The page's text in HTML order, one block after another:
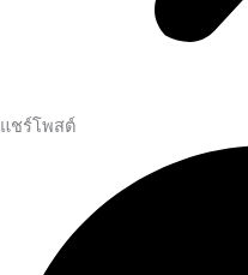
แชร์โพสต์